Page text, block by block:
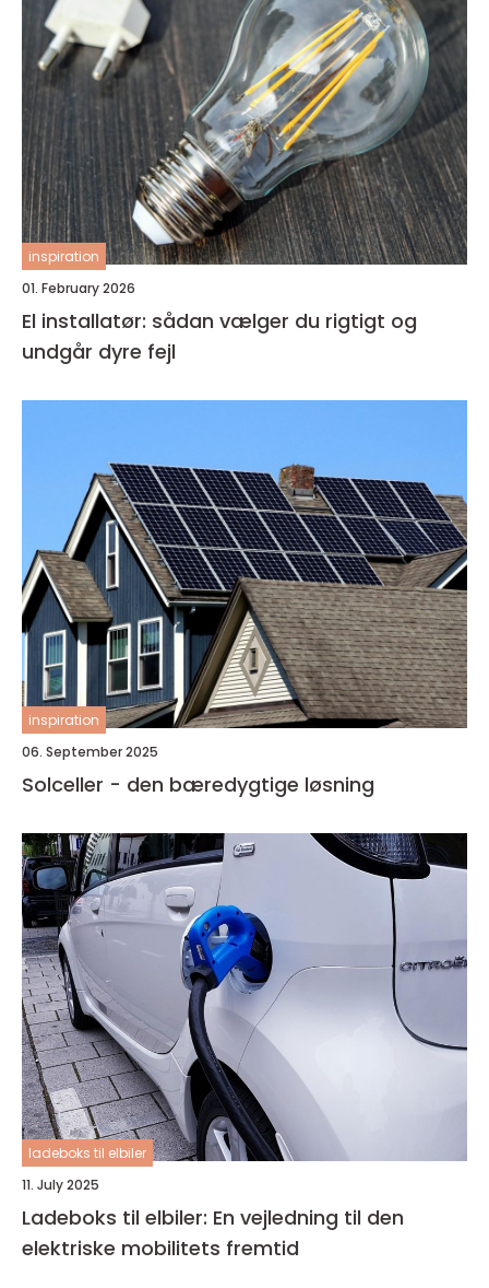
inspiration
01. February 2026
El installatør: sådan vælger du rigtigt og
undgår dyre fejl
inspiration
06. September 2025
Solceller - den bæredygtige løsning
ladeboks til elbiler
11. July 2025
Ladeboks til elbiler: En vejledning til den
elektriske mobilitets fremtid